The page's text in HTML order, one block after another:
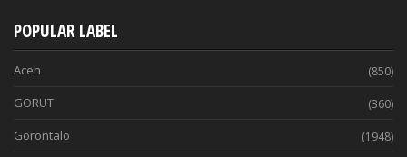
POPULAR LABEL
Aceh (850)
GORUT (360)
Gorontalo (1948)